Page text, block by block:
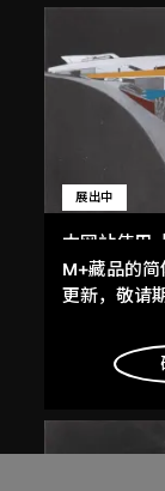
扎哈．哈
展出中
斜坡入
目，香港
1983/
本网站使用
提供最好的
了解更多
M+藏品的
更新，敬请